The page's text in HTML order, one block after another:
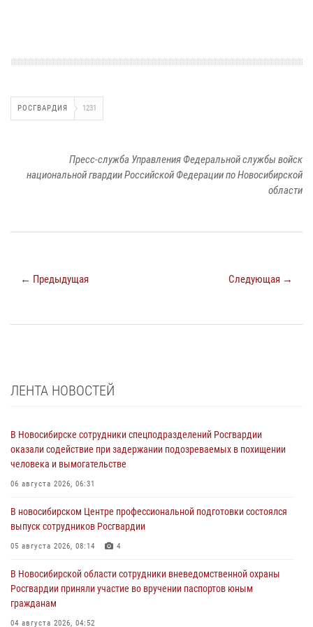
РОСГВАРДИЯ 1231
Пресс-служба Управления Федеральной службы войск
национальной гвардии Российской Федерации по Новосибирской
области
← Предыдущая Следующая →
ЛЕНТА НОВОСТЕЙ
В Новосибирске сотрудники спецподразделений Росгвардии
оказали содействие при задержании подозреваемых в похищении
человека и вымогательстве
06 августа 2026, 06:31
В новосибирском Центре профессиональной подготовки состоялся
выпуск сотрудников Росгвардии
05 августа 2026, 08:14 4
В Новосибирской области сотрудники вневедомственной охраны
Росгвардии приняли участие во вручении паспортов юным
гражданам
04 августа 2026, 04:52